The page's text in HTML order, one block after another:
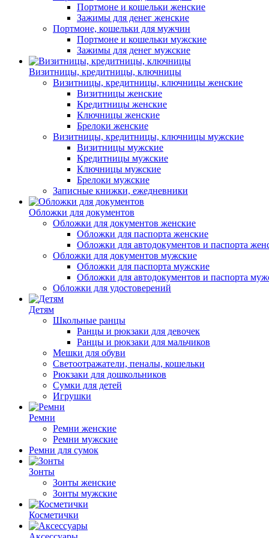
Портмоне и кошельки женские
Зажимы для денег женские
Портмоне, кошельки для мужчин
Портмоне и кошельки мужские
Зажимы для денег мужские
Визитницы, кредитницы, ключницы
Визитницы, кредитницы, ключницы женские
Визитницы женские
Кредитницы женские
Ключницы женские
Брелоки женские
Визитницы, кредитницы, ключницы мужские
Визитницы мужские
Кредитницы мужские
Ключницы мужские
Брелоки мужские
Записные книжки, ежедневники
Обложки для документов
Обложки для документов женские
Обложки для паспорта женские
Обложки для автодокументов и паспорта
Обложки для документов мужские
Обложки для паспорта мужские
Обложки для автодокументов и паспорта
Обложки для удостоверений
Детям
Школьные ранцы
Ранцы и рюкзаки для девочек
Ранцы и рюкзаки для мальчиков
Мешки для обуви
Светоотражатели, пеналы, кошельки
Рюкзаки для дошкольников
Сумки для детей
Игрушки
Ремни
Ремни женские
Ремни мужские
Ремни для сумок
Зонты
Зонты женские
Зонты мужские
Косметички